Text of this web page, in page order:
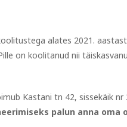
alates 2021.
on koolitanud nii
Kastani tn 42, sissekäik
palun anna oma